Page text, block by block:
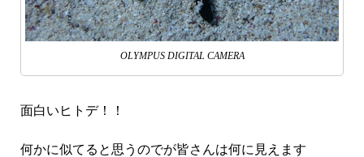
OLYMPUS DIGITAL CAMERA
面白いヒトデ！！
何かに似てると思うのでが皆さんは何に見えます